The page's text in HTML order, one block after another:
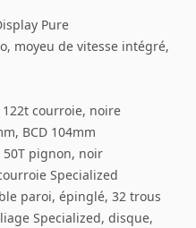
Pure
moyeu de vitesse intégré,
122t courroie, noire
BCD 104mm
50T pignon, noir
Specialized
paroi, épinglé, 32 trous
Specialized, disque,